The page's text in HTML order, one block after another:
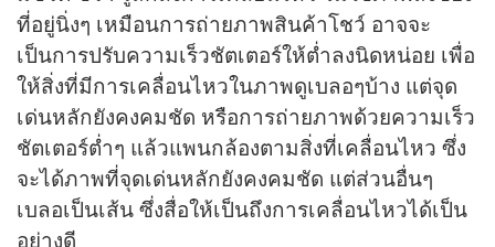
ที่อยู่นิ่งๆ เหมือนการถ่ายภาพสินค้าโชว์ อาจจะ
เป็นการปรับความเร็วชัตเตอร์ให้ต่ำลงนิดหน่อย เพื่อ
ให้สิ่งที่มีการเคลื่อนไหวในภาพดูเบลอๆบ้าง แต่จุด
เด่นหลักยังคงคมชัด หรือการถ่ายภาพด้วยความเร็ว
ชัตเตอร์ต่ำๆ แล้วแพนกล้องตามสิ่งที่เคลื่อนไหว ซึ่ง
จะได้ภาพที่จุดเด่นหลักยังคงคมชัด แต่ส่วนอื่นๆ
เบลอเป็นเส้น ซึ่งสื่อให้เป็นถึงการเคลื่อนไหวได้เป็น
อย่างดี